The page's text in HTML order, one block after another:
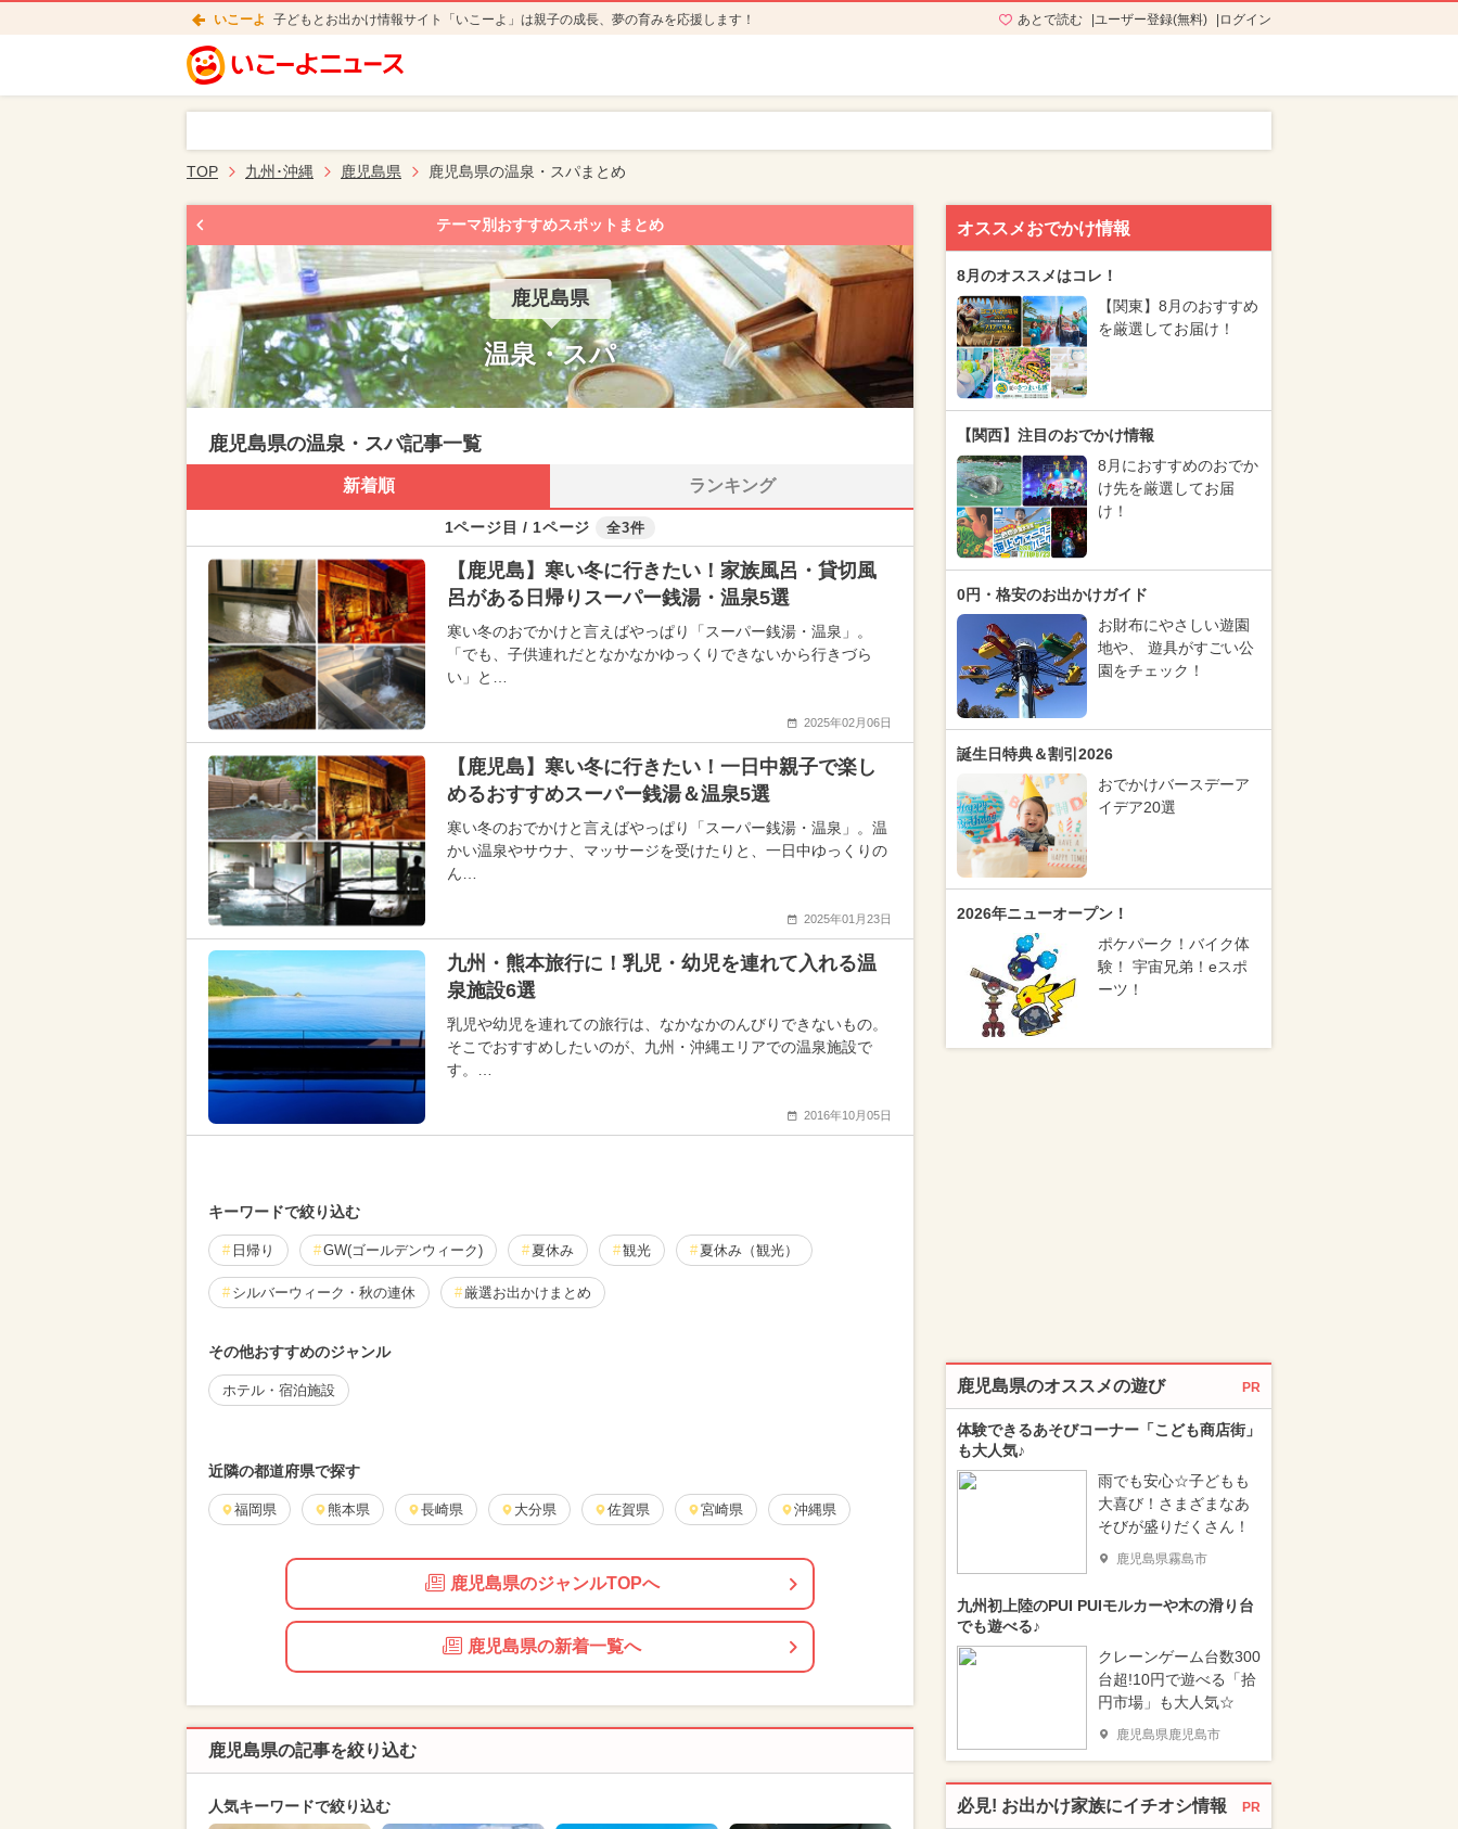
いこーよ 子どもとお出かけ情報サイト「いこーよ」は親子の成長、夢の育みを応援します！ あとで読む ユーザー登録(無料) ログイン
TOP 九州･沖縄 鹿児島県 鹿児島県の温泉・スパまとめ
テーマ別おすすめスポットまとめ
鹿児島県
温泉・スパ
鹿児島県の温泉・スパ記事一覧
新着順 ランキング
1ページ目 / 1ページ 全3件
【鹿児島】寒い冬に行きたい！家族風呂・貸切風
呂がある日帰りスーパー銭湯・温泉5選
寒い冬のおでかけと言えばやっぱり「スーパー銭湯・温泉」。
「でも、子供連れだとなかなかゆっくりできないから行きづら
い」と…
2025年02月06日
【鹿児島】寒い冬に行きたい！一日中親子で楽し
めるおすすめスーパー銭湯＆温泉5選
寒い冬のおでかけと言えばやっぱり「スーパー銭湯・温泉」。温
かい温泉やサウナ、マッサージを受けたりと、一日中ゆっくりの
ん…
2025年01月23日
九州・熊本旅行に！乳児・幼児を連れて入れる温
泉施設6選
乳児や幼児を連れての旅行は、なかなかのんびりできないもの。
そこでおすすめしたいのが、九州・沖縄エリアでの温泉施設で
す。…
2016年10月05日
キーワードで絞り込む
日帰り GW(ゴールデンウィーク) 夏休み 観光 夏休み（観光）
シルバーウィーク・秋の連休 厳選お出かけまとめ
その他おすすめのジャンル
ホテル・宿泊施設
近隣の都道府県で探す
福岡県 熊本県 長崎県 大分県 佐賀県 宮崎県 沖縄県
鹿児島県のジャンルTOPへ
鹿児島県の新着一覧へ
鹿児島県の記事を絞り込む
人気キーワードで絞り込む
オススメおでかけ情報
8月のオススメはコレ！
【関東】8月のおすすめ
を厳選してお届け！
【関西】注目のおでかけ情報
8月におすすめのおでか
け先を厳選してお届
け！
0円・格安のお出かけガイド
お財布にやさしい遊園
地や、 遊具がすごい公
園をチェック！
誕生日特典＆割引2026
おでかけバースデーア
イデア20選
2026年ニューオープン！
ポケパーク！バイク体
験！ 宇宙兄弟！eスポ
ーツ！
鹿児島県のオススメの遊び PR
体験できるあそびコーナー「こども商店街」
も大人気♪
雨でも安心☆子どもも
大喜び！さまざまなあ
そびが盛りだくさん！
鹿児島県霧島市
九州初上陸のPUI PUIモルカーや木の滑り台
でも遊べる♪
クレーンゲーム台数300
台超!10円で遊べる「拾
円市場」も大人気☆
鹿児島県鹿児島市
必見! お出かけ家族にイチオシ情報 PR